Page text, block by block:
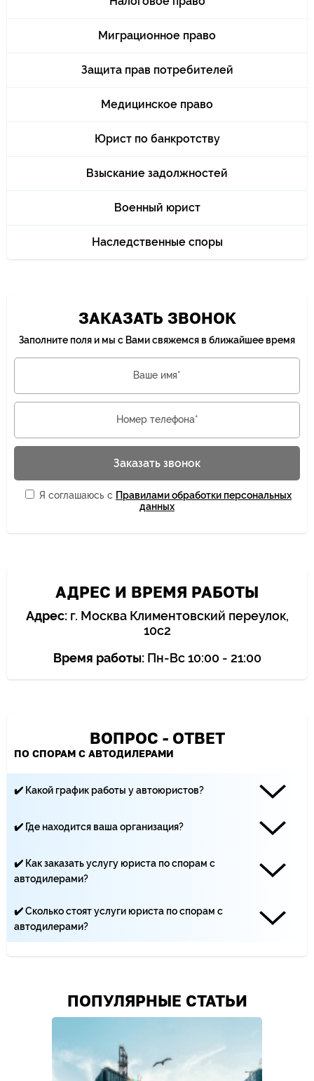
Миграционное право
Защита прав потребителей
Медицинское право
Юрист по банкротству
Взыскание задолжностей
Военный юрист
Наследственные споры
ЗАКАЗАТЬ ЗВОНОК
Заполните поля и мы с Вами свяжемся в ближайшее время
Ваше имя*
Номер телефона*
Заказать звонок
Я соглашаюсь с Правилами обработки персональных
данных
АДРЕС И ВРЕМЯ РАБОТЫ
Адрес:г. Москва Климентовский переулок,
10с2
Время работы:Пн-Вс 10:00 - 21:00
ВОПРОС - ОТВЕТ
ПО СПОРАМ С АВТОДИЛЕРАМИ
✔️ Какой график работы у автоюристов?
✔️ Где находится ваша организация?
Москва, Климентовский переулок, 10 строение 2
✔️ Как заказать услугу юриста по спорам с
автодилерами?
495-19-40, по почте - yurist-msk.rf@yandex.ru, а также с
помощью заявки на сайте
✔️ Сколько стоят услуги юриста по спорам с
автодилерами?
ПОПУЛЯРНЫЕ СТАТЬИ